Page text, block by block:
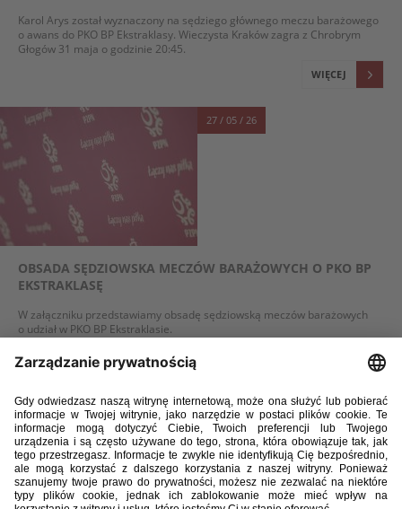
Karol Arys został wyznaczony na sędziego głównego meczu barażowego
o awans do PKO BP Ekstraklasy. Wieczysta Kraków zagra z Chrobrym
Głogów 31 maja o godzinie 20:45.
WIĘCEJ
27 / 05 / 26
OBSADA SĘDZIOWSKA MECZÓW BARAŻOWYCH O PKO BP
EKSTRAKLASĘ
W załączniku przedstawiamy obsadę sędziowską meczów barażowych
o udział w PKO BP Ekstraklasie.
21 / 05 / 26